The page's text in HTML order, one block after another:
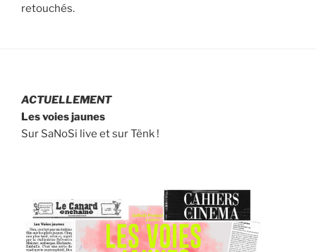
retouchés.
ACTUELLEMENT
Les voies jaunes
Sur SaNoSi live et sur Tënk !